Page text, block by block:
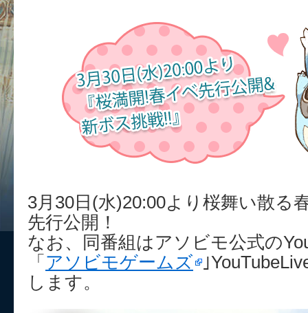
3月30日(水)20:00より桜舞い散る
先行公開！
なお、同番組はアソビモ公式の
「 アソビモゲームズ
｣
します。